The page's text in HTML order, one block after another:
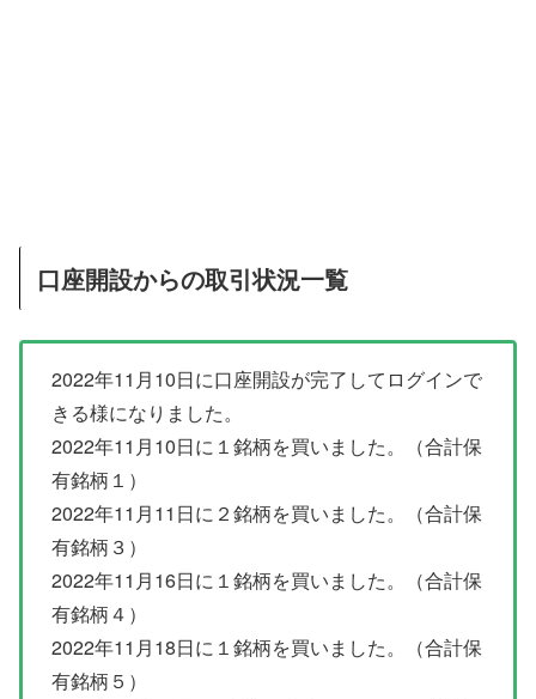
口座開設からの取引状況一覧
2022年11月10日に口座開設が完了してログインで
きる様になりました。
2022年11月10日に１銘柄を買いました。（合計保
有銘柄１）
2022年11月11日に２銘柄を買いました。（合計保
有銘柄３）
2022年11月16日に１銘柄を買いました。（合計保
有銘柄４）
2022年11月18日に１銘柄を買いました。（合計保
有銘柄５）